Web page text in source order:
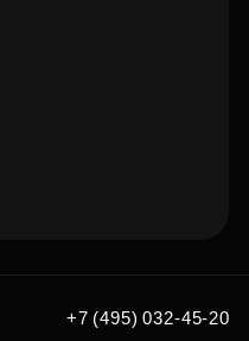
мечты
параметрам
+7 (495) 032-45-20